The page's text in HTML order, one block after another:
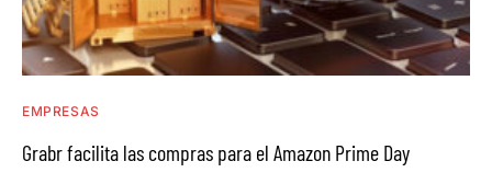
EMPRESAS
Grabr facilita las compras para el Amazon Prime Day